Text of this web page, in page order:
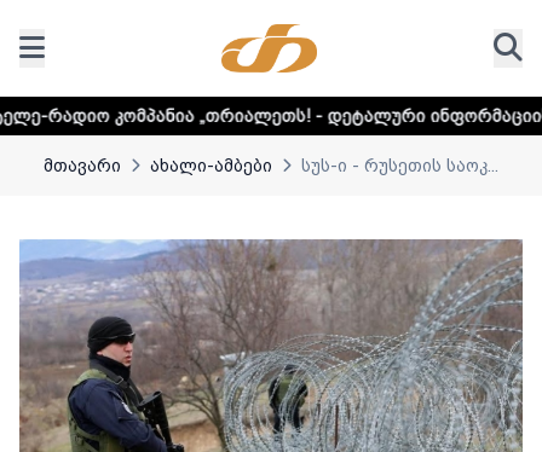
„თრიალეთს! - დეტალური ინფორმაციისთვის
მთავარი ახალი-ამბები სუს-ი - რუსეთის საოკ...